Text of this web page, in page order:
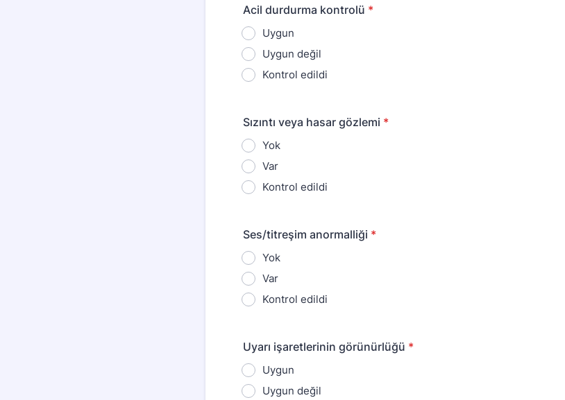
Acil durdurma kontrolü *
Uygun
Uygun değil
Kontrol edildi
Sızıntı veya hasar gözlemi *
Yok
Var
Kontrol edildi
Ses/titreşim anormalliği *
Yok
Var
Kontrol edildi
Uyarı işaretlerinin görünürlüğü *
Uygun
Uygun değil